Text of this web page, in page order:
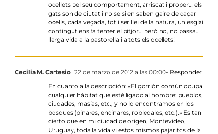
ocellets pel seu comportament, arriscat i proper… els
gats son de ciutat i no se si en saben gaire de caçar
ocells, cada vegada, tot i ser llei de la natura, un esglai
contingut ens fa temer el pitjor… però no, no passa…
llarga vida a la pastorella i a tots els ocellets!
Cecilia M. Cartesio 22 de marzo de 2012 a las 00:00- Responder
En cuanto a la descripción: «El gorrión común ocupa
cualquier hábitat que esté ligado al hombre: pueblos,
ciudades, masías, etc., y no lo encontramos en los
bosques (pinares, encinares, robledales, etc.).» Es tan
cierto que en mi ciudad de origen, Montevideo,
Uruguay, toda la vida vi estos mismos pajaritos de la